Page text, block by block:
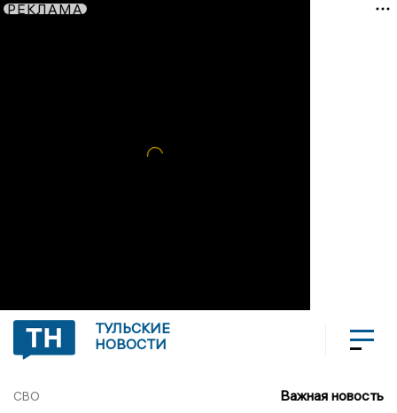
РЕКЛАМА
ТУЛЬСКИЕ
НОВОСТИ
СВО Важная новость